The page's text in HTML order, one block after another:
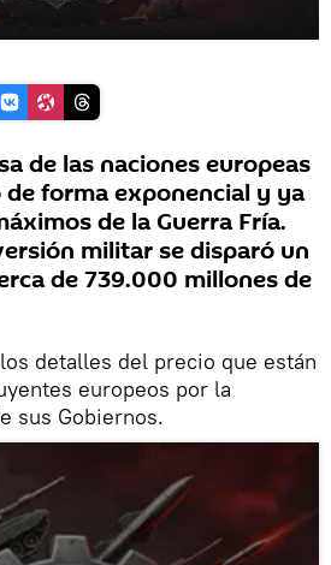
de las naciones europeas
forma exponencial y ya
de la Guerra Fría.
militar se disparó un
de 739.000 millones de
detalles del precio que están
europeos por la
sus Gobiernos.